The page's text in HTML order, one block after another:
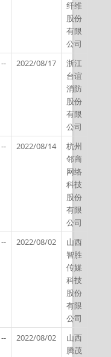
纤维
股份
有限
公司
-- 2022/08/17
浙江
台谊
消防
股份
有限
公司
-- 2022/08/14
杭州
邻商
网络
科技
股份
有限
公司
-- 2022/08/02
山西
智胜
传媒
科技
股份
有限
公司
-- 2022/08/02
山西
腾茂